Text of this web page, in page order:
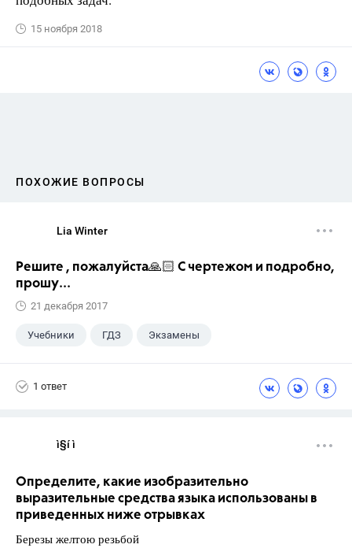
15 ноября 2018
ПОХОЖИЕ ВОПРОСЫ
Lia Winter
Решите , пожалуйста🙏🏻 С чертежом и подробно,
прошу...
21 декабря 2017
Учебники ГДЗ Экзамены
1 ответ
ì§í ì 
Определите, какие изобразительно
выразительные средства языка использованы в
приведенных ниже отрывках
Березы желтою резьбой